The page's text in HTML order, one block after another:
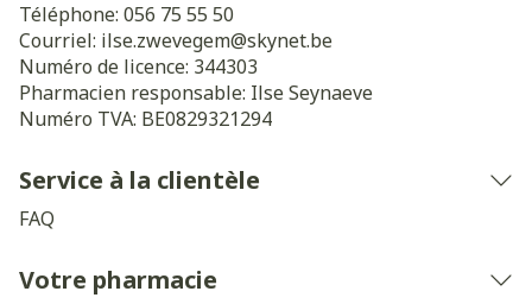
Téléphone: 056 75 55 50
Courriel: ilse.zwevegem@skynet.be
Numéro de licence: 344303
Pharmacien responsable: Ilse Seynaeve
Numéro TVA: BE0829321294
Service à la clientèle
FAQ
Votre pharmacie